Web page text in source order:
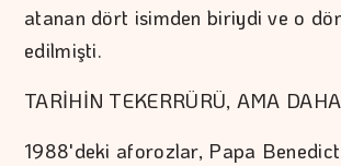
atanan dört isimden biriydi ve o
edilmişti.
TARİHİN TEKERRÜRÜ, AMA
1988'deki aforozlar, Papa